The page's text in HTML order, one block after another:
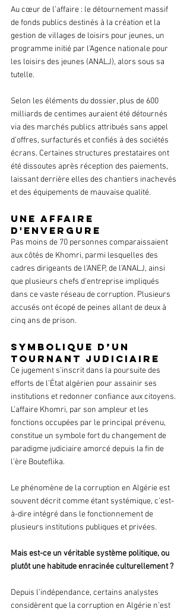
Au cœur de l’affaire : le détournement massif
de fonds publics destinés à la création et la
gestion de villages de loisirs pour jeunes, un
programme initié par l’Agence nationale pour
les loisirs des jeunes (ANALJ), alors sous sa
tutelle.
Selon les éléments du dossier, plus de 600
milliards de centimes auraient été détournés
via des marchés publics attribués sans appel
d’offres, surfacturés et confiés à des sociétés
écrans. Certaines structures prestataires ont
été dissoutes après réception des paiements,
laissant derrière elles des chantiers inachevés
et des équipements de mauvaise qualité.
Une affaire
d'envergure
Pas moins de 70 personnes comparaissaient
aux côtés de Khomri, parmi lesquelles des
cadres dirigeants de l’ANEP, de l’ANALJ, ainsi
que plusieurs chefs d’entreprise impliqués
dans ce vaste réseau de corruption. Plusieurs
accusés ont écopé de peines allant de deux à
cinq ans de prison.
Symbolique d’un
tournant judiciaire
Ce jugement s’inscrit dans la poursuite des
efforts de l’État algérien pour assainir ses
institutions et redonner confiance aux citoyens.
L’affaire Khomri, par son ampleur et les
fonctions occupées par le principal prévenu,
constitue un symbole fort du changement de
paradigme judiciaire amorcé depuis la fin de
l’ère Bouteflika.
Le phénomène de la corruption en Algérie est
souvent décrit comme étant systémique, c’est-
à-dire intégré dans le fonctionnement de
plusieurs institutions publiques et privées.
Mais est-ce un véritable système politique, ou
plutôt une habitude enracinée culturellement ?
Depuis l’indépendance, certains analystes
considèrent que la corruption en Algérie n’est